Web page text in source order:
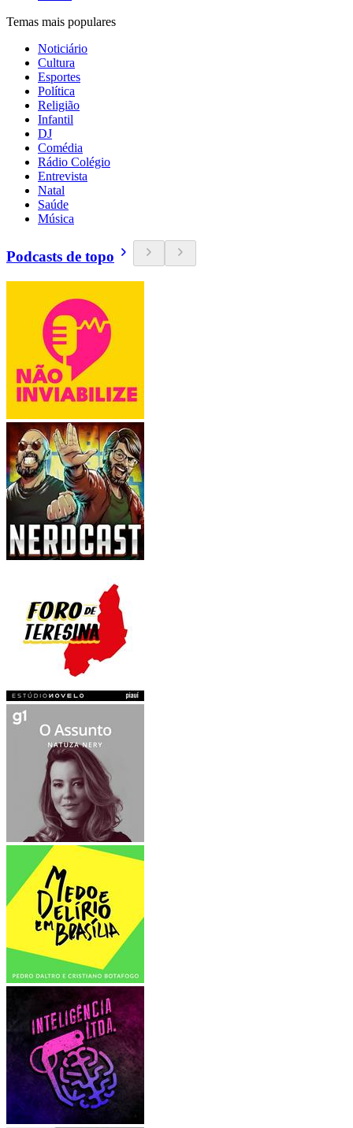
Temas mais populares
Noticiário
Cultura
Esportes
Política
Religião
Infantil
DJ
Comédia
Rádio Colégio
Entrevista
Natal
Saúde
Música
Podcasts de topo